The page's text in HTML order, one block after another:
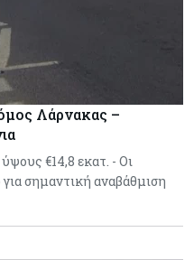
Λάρνακας –
€14,8 εκατ. - Οι
σημαντική αναβάθμιση